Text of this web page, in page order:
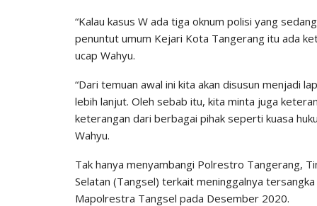
“Kalau kasus W ada tiga oknum polisi yang
penuntut umum Kejari Kota Tangerang itu ada
ucap Wahyu.
“Dari temuan awal ini kita akan disusun menjadi
lebih lanjut. Oleh sebab itu, kita minta juga
keterangan dari berbagai pihak seperti kuasa
Wahyu.
Tak hanya menyambangi Polrestro Tangerang,
Selatan (Tangsel) terkait meninggalnya tersangka
Mapolrestra Tangsel pada Desember 2020.